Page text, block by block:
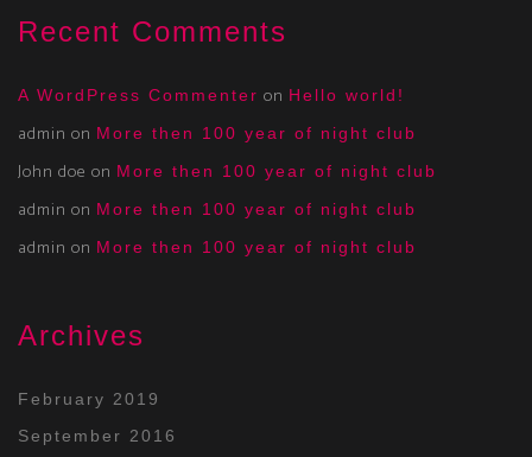
Recent Comments
A WordPress Commenter on Hello world!
admin on More then 100 year of night club
John doe on More then 100 year of night club
admin on More then 100 year of night club
admin on More then 100 year of night club
Archives
February 2019
September 2016